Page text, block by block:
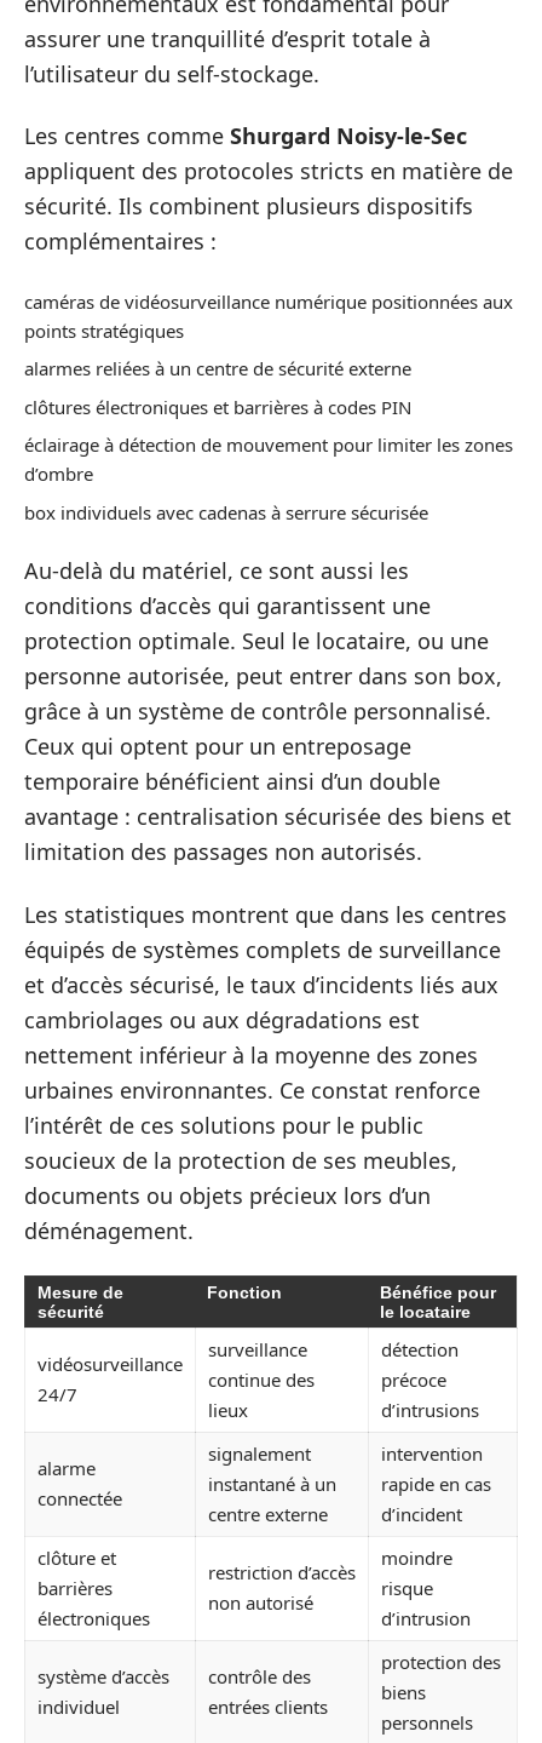
assurer une tranquillité d’esprit totale à
l’utilisateur du self-stockage.
Les centres comme Shurgard Noisy-le-Sec
appliquent des protocoles stricts en matière de
sécurité. Ils combinent plusieurs dispositifs
complémentaires :
caméras de vidéosurveillance numérique positionnées aux
points stratégiques
alarmes reliées à un centre de sécurité externe
clôtures électroniques et barrières à codes PIN
éclairage à détection de mouvement pour limiter les zones
d’ombre
box individuels avec cadenas à serrure sécurisée
Au-delà du matériel, ce sont aussi les
conditions d’accès qui garantissent une
protection optimale. Seul le locataire, ou une
personne autorisée, peut entrer dans son box,
grâce à un système de contrôle personnalisé.
Ceux qui optent pour un entreposage
temporaire bénéficient ainsi d’un double
avantage : centralisation sécurisée des biens et
limitation des passages non autorisés.
Les statistiques montrent que dans les centres
équipés de systèmes complets de surveillance
et d’accès sécurisé, le taux d’incidents liés aux
cambriolages ou aux dégradations est
nettement inférieur à la moyenne des zones
urbaines environnantes. Ce constat renforce
l’intérêt de ces solutions pour le public
soucieux de la protection de ses meubles,
documents ou objets précieux lors d’un
déménagement.
Mesure de
sécurité
Fonction
Bénéfice pour
le locataire
vidéosurveillance
24/7
surveillance
continue des
lieux
détection
précoce
d’intrusions
alarme
connectée
signalement
instantané à un
centre externe
intervention
rapide en cas
d’incident
clôture et
barrières
électroniques
restriction d’accès
non autorisé
moindre
risque
d’intrusion
système d’accès
individuel
contrôle des
entrées clients
protection des
biens
personnels